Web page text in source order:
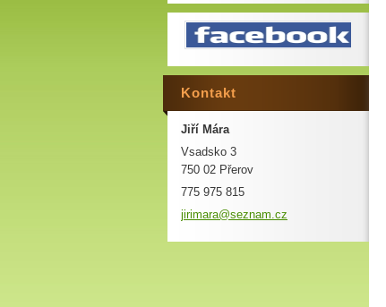
Kontakt
Jiří Mára
Vsadsko 3
750 02 Přerov
775 975 815
jirimara@seznam.cz